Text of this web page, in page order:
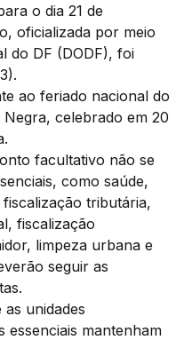
o dia 21 de
oficializada por meio
do DF (DODF), foi
ao feriado nacional do
Negra, celebrado em 20
facultativo não se
como saúde,
tributária,
fiscalização
limpeza urbana e
seguir as
unidades
essenciais mantenham